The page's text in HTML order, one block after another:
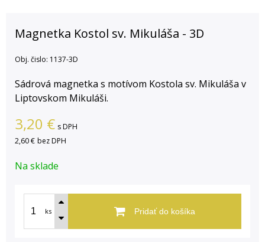
Magnetka Kostol sv. Mikuláša - 3D
Obj. čislo: 1137-3D
Sádrová magnetka s motívom Kostola sv. Mikuláša v
Liptovskom Mikuláši.
3,20 € s DPH
2,60 € bez DPH
Na sklade
ks Pridať do košíka